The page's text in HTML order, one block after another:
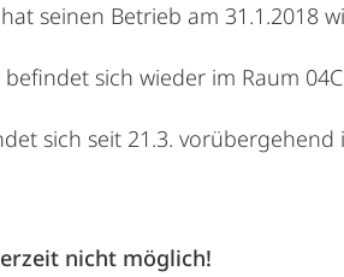
hat seinen Betrieb am 31.1.2018
sich wieder im Raum
sich seit 21.3. vorübergehend
nicht möglich!